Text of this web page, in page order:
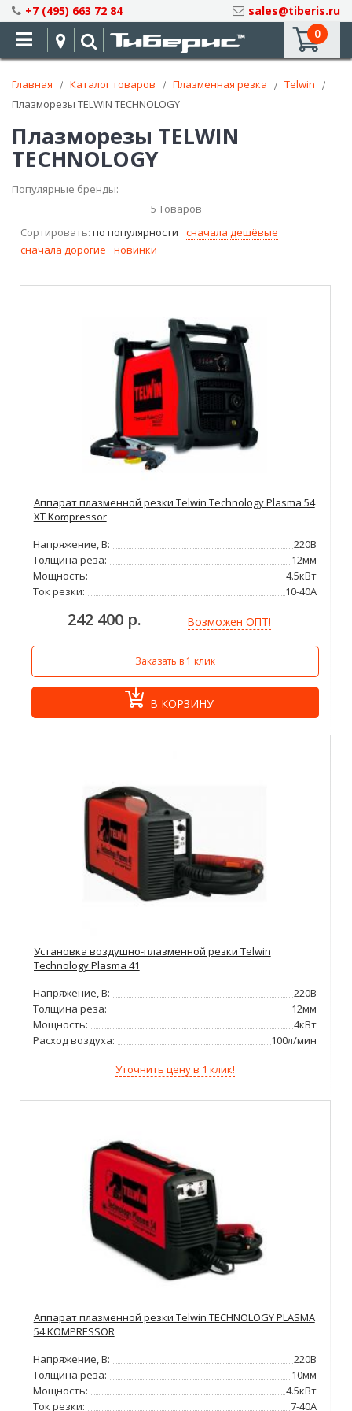
Skip
to
Content
+7 (495) 663 72 84
sales@tiberis.ru
0
Главная Каталог товаров Плазменная резка
Telwin
Плазморезы TELWIN TECHNOLOGY
Плазморезы TELWIN
TECHNOLOGY
Популярные бренды:
5 Товаров
Сортировать: по популярности
сначала дешёвые
сначала дорогие
новинки
Аппарат плазменной резки Telwin Technology Plasma 54
XT Kompressor
Напряжение, В:
220В
Толщина реза:
12мм
Мощность:
4.5кВт
Ток резки:
10-40А
242 400 р. Возможен ОПТ!
Заказать в 1 клик
В КОРЗИНУ
Установка воздушно-плазменной резки Telwin
Technology Plasma 41
Напряжение, В:
220В
Толщина реза:
12мм
Мощность:
4кВт
Расход воздуха:
100л/мин
Уточнить цену в 1 клик!
Аппарат плазменной резки Telwin TECHNOLOGY PLASMA
54 KOMPRESSOR
Напряжение, В:
220В
Толщина реза:
10мм
Мощность:
4.5кВт
Ток резки:
7-40А